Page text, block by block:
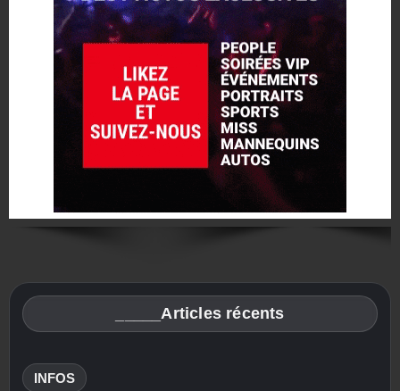
_____Articles récents
INFOS